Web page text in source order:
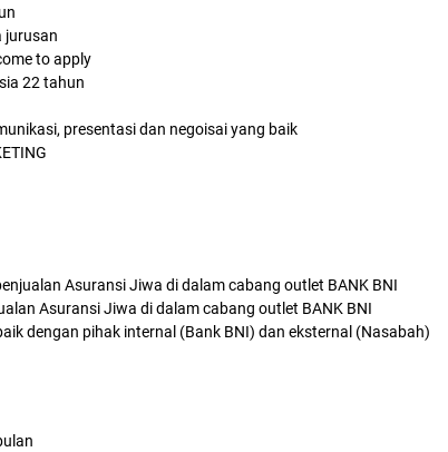
jurusan
to apply
22 tahun
presentasi dan negoisai yang baik
Asuransi Jiwa di dalam cabang outlet BANK BNI
Asuransi Jiwa di dalam cabang outlet BANK BNI
dengan pihak internal (Bank BNI) dan eksternal (Nasabah)